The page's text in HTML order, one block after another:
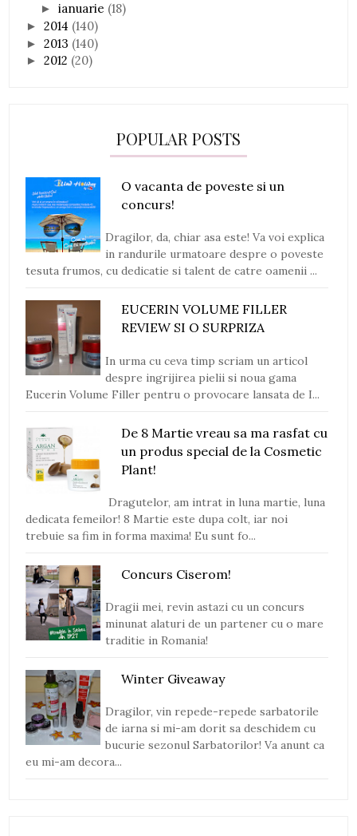
►ianuarie (18)
►2014 (140)
►2013 (140)
►2012 (20)
POPULAR POSTS
O vacanta de poveste si un
concurs!
Dragilor, da, chiar asa este! Va voi explica
in randurile urmatoare despre o poveste
tesuta frumos, cu dedicatie si talent de catre oamenii ...
EUCERIN VOLUME FILLER
REVIEW SI O SURPRIZA
In urma cu ceva timp scriam un articol
despre ingrijirea pielii si noua gama
Eucerin Volume Filler pentru o provocare lansata de I...
De 8 Martie vreau sa ma rasfat cu
un produs special de la Cosmetic
Plant!
Dragutelor, am intrat in luna martie, luna
dedicata femeilor! 8 Martie este dupa colt, iar noi
trebuie sa fim in forma maxima! Eu sunt fo...
Concurs Ciserom!
Dragii mei, revin astazi cu un concurs
minunat alaturi de un partener cu o mare
traditie in Romania!
Winter Giveaway
Dragilor, vin repede-repede sarbatorile
de iarna si mi-am dorit sa deschidem cu
bucurie sezonul Sarbatorilor! Va anunt ca
eu mi-am decora...